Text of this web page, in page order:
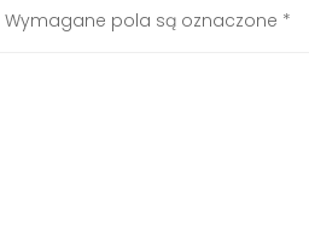
Wymagane pola są oznaczone *